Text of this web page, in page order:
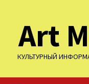
содержимому
Art
КУЛЬТУРНЫЙ